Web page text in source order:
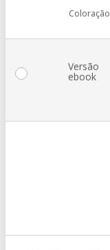
Coloração
Versão
ebook